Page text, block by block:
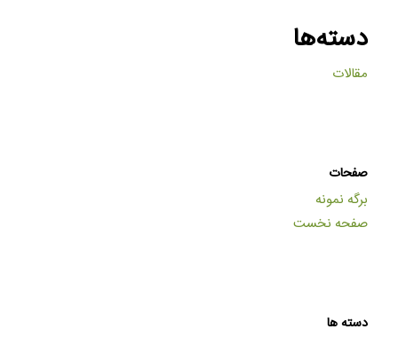
دسته‌ها
مقالات
صفحات
برگه نمونه
صفحه نخست
دسته ها